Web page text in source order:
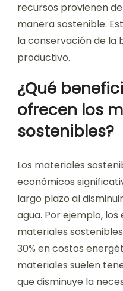
recursos provienen
manera sostenible.
la conservación de la
productivo.
¿Qué
ofrecen los
sostenibles?
Los materiales
económicos
largo plazo al
agua. Por ejemplo,
materiales
30% en costos
materiales suelen
que disminuye la